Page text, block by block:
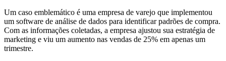
Um caso emblemático é uma empresa de varejo que implementou
um software de análise de dados para identificar padrões de compra.
Com as informações coletadas, a empresa ajustou sua estratégia de
marketing e viu um aumento nas vendas de 25% em apenas um
trimestre.